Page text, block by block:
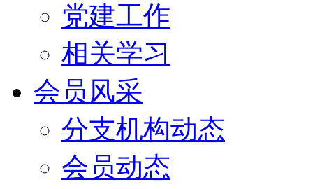
党建工作
相关学习
会员风采
分支机构动态
会员动态